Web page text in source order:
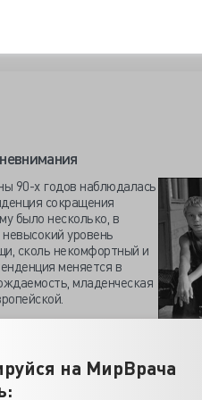
на МирВрача
90-х годов наблюдалась
сокращения
было несколько, в
уровень
сколь некомфортный и
меняется в
младенческая
от сокращения
высокой
Причем высокая
ребенка, чем старше -
от года до 14 лет включительно